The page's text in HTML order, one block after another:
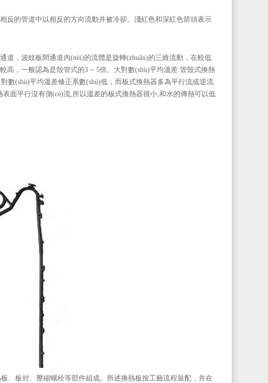
相反的管道中以相反的方向流動并被冷卻。淺紅色和深紅色箭頭表示
，波紋板間通道內(nèi)的流體是旋轉(zhuǎn)的三維流動，在較低
，一般認為是殼管式的3 ~ 5倍。大對數(shù)平均溫差:管殼式換熱
數(shù)平均溫差修正系數(shù)低，而板式換熱器多為平行流或逆流
表面平行沒有側(cè)流,所以溫差的板式換熱器很小,和水的傳熱可以低
、板封、壓縮螺栓等部件組成。所述換熱板按工藝流程裝配，并在